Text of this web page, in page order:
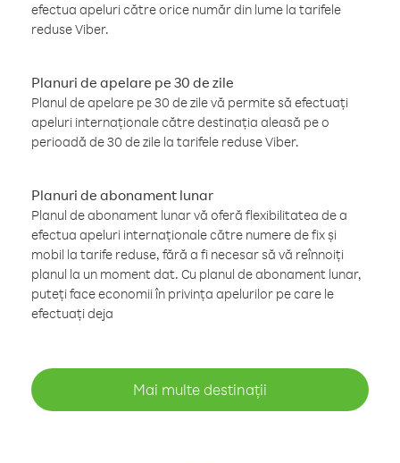
efectua apeluri către orice număr din lume la tarifele
reduse Viber.
Planuri de apelare pe 30 de zile
Planul de apelare pe 30 de zile vă permite să efectuați
apeluri internaționale către destinația aleasă pe o
perioadă de 30 de zile la tarifele reduse Viber.
Planuri de abonament lunar
Planul de abonament lunar vă oferă flexibilitatea de a
efectua apeluri internaționale către numere de fix și
mobil la tarife reduse, fără a fi necesar să vă reînnoiți
planul la un moment dat. Cu planul de abonament lunar,
puteți face economii în privința apelurilor pe care le
efectuați deja
Mai multe destinații